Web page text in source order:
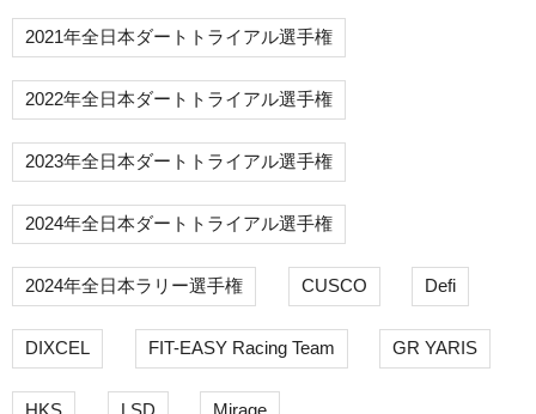
2021年全日本ダートトライアル選手権
2022年全日本ダートトライアル選手権
2023年全日本ダートトライアル選手権
2024年全日本ダートトライアル選手権
2024年全日本ラリー選手権 CUSCO Defi
DIXCEL FIT-EASY Racing Team GR YARIS